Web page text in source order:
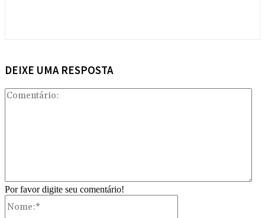
DEIXE UMA RESPOSTA
Por favor digite seu comentário!